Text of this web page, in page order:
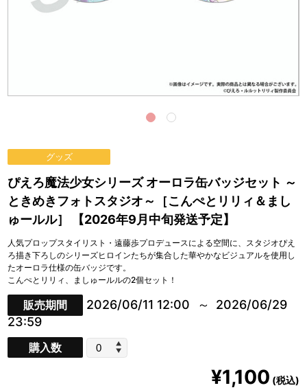
グッズ
ぴえろ魔法少女シリーズ オーロラ缶バッジセット ～
ときめきフォトスタジオ～［こんぺとリリィ＆まし
ゅールル］ 【2026年9月中旬発送予定】
人気プロップスタイリスト・遠藤歩プロデュースによる空間に、スタジオぴえ
ろ描き下ろしのシリーズヒロインたちが集合した華やかなビジュアルを使用し
たオーロラ仕様の缶バッジです。
こんぺとリリィ、ましゅールルの2個セット！
販売期間 2026/06/11 12:00
2026/06/29
23:59
購入数
¥1,100 (税込)